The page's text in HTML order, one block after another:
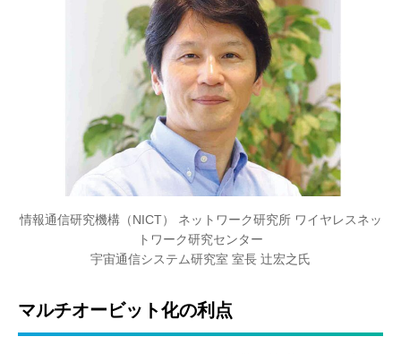
情報通信研究機構（NICT） ネットワーク研究所 ワイヤレスネッ
トワーク研究センター
宇宙通信システム研究室 室長 辻宏之氏
マルチオービット化の利点